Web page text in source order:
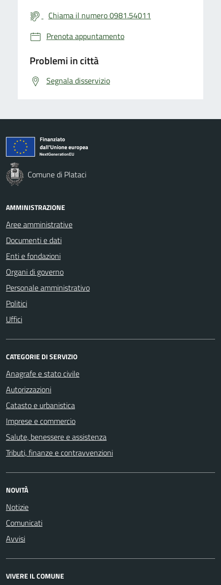
Chiama il numero 0981.54011
Prenota appuntamento
Problemi in città
Segnala disservizio
Comune di Plataci
AMMINISTRAZIONE
Aree amministrative
Documenti e dati
Enti e fondazioni
Organi di governo
Personale amministrativo
Politici
Uffici
CATEGORIE DI SERVIZIO
Anagrafe e stato civile
Autorizzazioni
Catasto e urbanistica
Imprese e commercio
Salute, benessere e assistenza
Tributi, finanze e contravvenzioni
NOVITÀ
Notizie
Comunicati
Avvisi
VIVERE IL COMUNE